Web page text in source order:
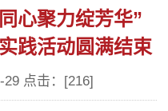
心聚力绽芳华”
践活动圆满结束
29 点击：[216]